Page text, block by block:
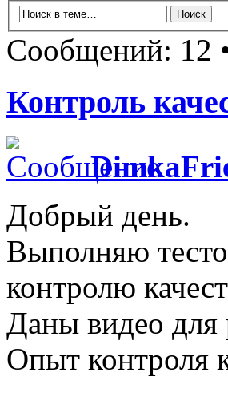
Сообщений: 12
Контроль
Добрый день.
Выполняю
контролю
Даны видео для
Опыт контроля